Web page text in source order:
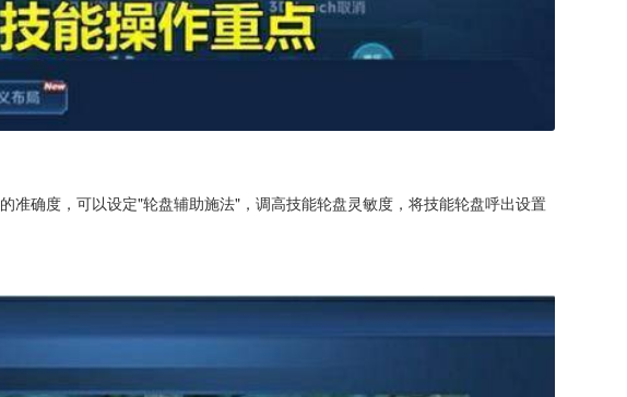
准确度，可以设定"轮盘辅助施法"，调高技能轮盘灵敏度，将技能轮盘呼出设置